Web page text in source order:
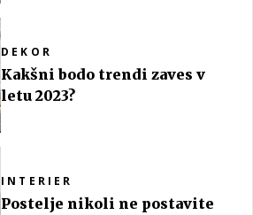
DEKOR
Kakšni bodo trendi zaves v
letu 2023?
INTERIER
Postelje nikoli ne postavite